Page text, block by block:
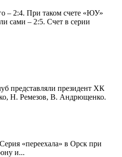
– 2:4. При таком счете «ЮУ»
сами – 2:5. Счет в серии
представляли президент ХК
Н. Ремезов, В. Андрющенко.
«переехала» в Орск при
и...